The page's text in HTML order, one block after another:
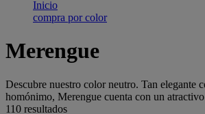
Inicio
compra por color
Merengue
Descubre nuestro color neutro. Tan elegante
homónimo, Merengue cuenta con un
110 resultados